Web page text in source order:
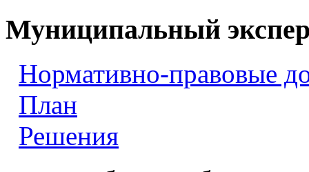
Муниципальный
Нормативно-правовые
План
Решения